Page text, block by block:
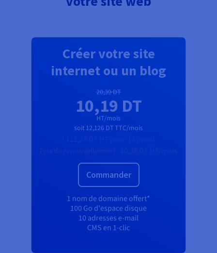
Créer votre site
internet ou un blog
20,39 DT
10,19 DT
HT/mois
soit12,126 DTTTC/mois
Commander
1 nom de domaine offert*
100 Go d'espace disque
10 adresses e-mail
CMS en 1-clic